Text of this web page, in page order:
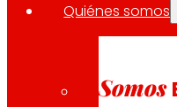
Quiénes somos
Somos
21.02.2024